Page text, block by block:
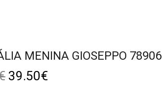
MENINA GIOSEPPO 78906
39.50€